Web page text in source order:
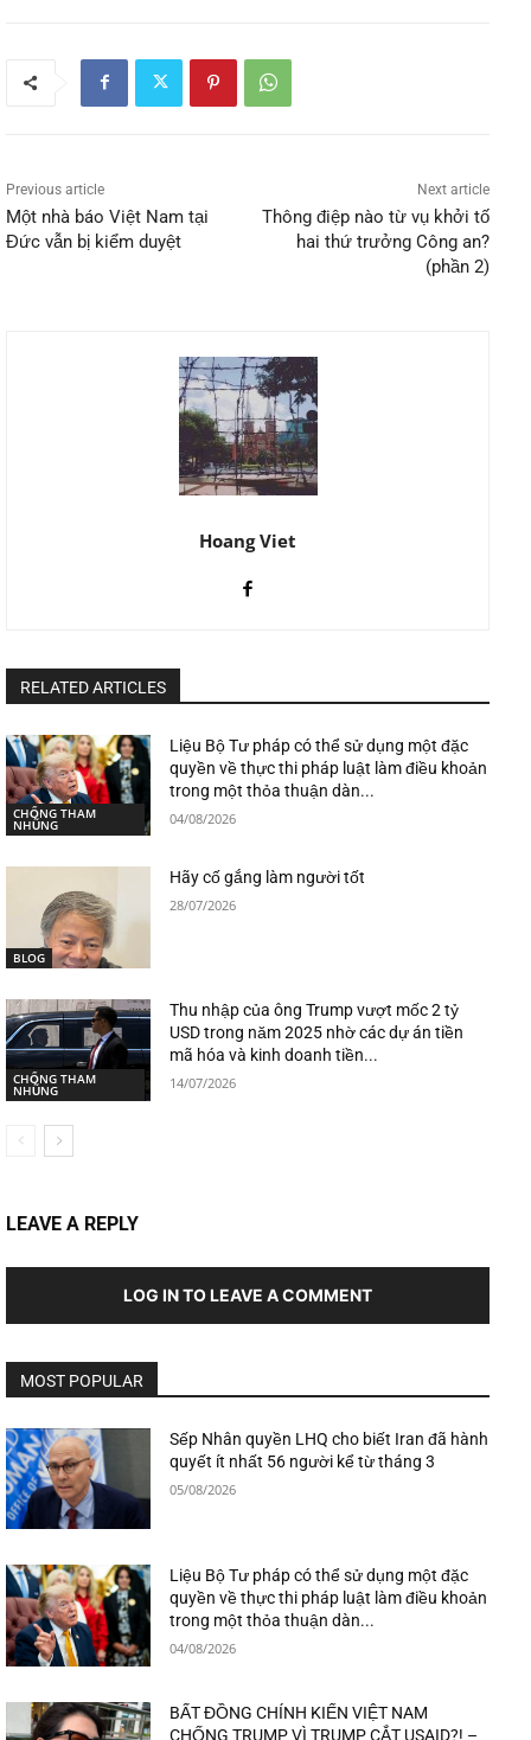
Previous article
Một nhà báo Việt Nam tại
Đức vẫn bị kiểm duyệt
Next article
Thông điệp nào từ vụ khởi tố
hai thứ trưởng Công an?
(phần 2)
Hoang Viet
RELATED ARTICLES
CHỐNG THAM
NHŨNG
Liệu Bộ Tư pháp có thể sử dụng một đặc
quyền về thực thi pháp luật làm điều khoản
trong một thỏa thuận dàn...
04/08/2026
BLOG
Hãy cố gắng làm người tốt
28/07/2026
CHỐNG THAM
NHŨNG
Thu nhập của ông Trump vượt mốc 2 tỷ
USD trong năm 2025 nhờ các dự án tiền
mã hóa và kinh doanh tiền...
14/07/2026
LEAVE A REPLY
LOG IN TO LEAVE A COMMENT
MOST POPULAR
Sếp Nhân quyền LHQ cho biết Iran đã hành
quyết ít nhất 56 người kể từ tháng 3
05/08/2026
Liệu Bộ Tư pháp có thể sử dụng một đặc
quyền về thực thi pháp luật làm điều khoản
trong một thỏa thuận dàn...
04/08/2026
BẤT ĐỒNG CHÍNH KIẾN VIỆT NAM
CHỐNG TRUMP VÌ TRUMP CẮT USAID?! –